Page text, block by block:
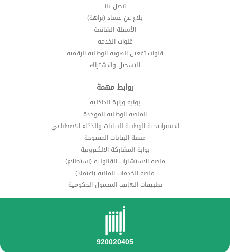
اتصل بنا
بلاغ عن فساد (نزاهة)
الأسئلة الشائعة
قنوات الخدمة
قنوات تفعيل الهوية الوطنية الرقمية
التسجيل والاشتراك
روابط مهمة
بوابة وزارة الداخلية
المنصة الوطنية الموحدة
الاستراتيجية الوطنية للبيانات والذكاء الاصطناعي
منصة البيانات المفتوحة
بوابة المشاركة الالكترونية
منصة الاستشارات القانونية (استطلاع)
منصة الخدمات المالية (اعتماد)
تطبيقات الهاتف المحمول الحكومية